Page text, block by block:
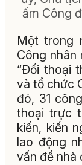
ấm Công
Một trong
Công
“Đối thoại
và tổ chức
đó, 31
thoại trực
kiến, kiến
lao động
vấn đề nhà